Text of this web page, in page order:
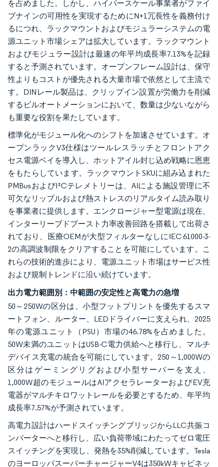
を占めました。しかし、ハイパースケール事業者がファイ
ブナインの可用性を実現するためにN+1冗長性を義務付け
るにつれ、ラックマウントおよびモジュラーシステムの電
源ユニット市場シェアは拡大しています。ラックマウント
およびモジュラー設計は最速の年平均成長率7.13%を記録
すると予測されています。オープンフレーム設計は、保守
性よりもコストが優先される大量市場で依然として主流で
す。DINレール製品は、クリップイン設置が労働力を削減
するビルオートメーションにおいて、数量は少ないながら
も重要な役割を果たしています。
標準化がモジュール化へのシフトを加速させています。オ
ープンラックV3仕様はツールレスラッチとフロントアク
セス電源ベイを導入し、ホットアイル封じ込め戦略に恩恵
をもたらしています。ラックマウントSKUに組み込まれた
PMBusおよびI²Cテレメトリーは、AIによる施設管理に不
可欠なリップルおよび熱ストレスのリアルタイム読み取り
を事業者に提供します。エンクロージャー型電源は現在、
インターリーブドブースト力率改善回路を搭載して出荷さ
れており、医療OEMが大型フィルターなしにIEC 61000-3-
2の高調波制限をクリアすることを可能にしています。こ
れらの技術的進歩により、電源ユニット市場はサービス性
および規制トレンドに沿い続けています。
出力電力範囲別：中範囲の安定性と高電力の急増
50～250Wの区分は、小型フットプリントを優先するスマ
ートフォン、ルーター、LEDドライバーに支えられ、2025
年の電源ユニット（PSU）市場の46.78%を占めました。
50W未満のユニットはUSB-C電力供給へと移行し、マルチ
デバイス充電の統合を可能にしています。250～1,000Wの
区分はゲーミングリグおよび小型サーバーを支え、
1,000W超のモジュールはAIアクセラレーターおよびEV充
電器がマルチキロワットレールを必要とするため、年平均
成長率7.57%が予測されています。
高電力設計はハードスイッチングブリッジからLLC共振コ
ンバーターへと移行し、広い負荷帯域にわたってゼロ電圧
スイッチングを実現し、発熱を35%削減しています。Tesla
のヨーロッパスーパーチャージャーV4は350kWキャビネッ